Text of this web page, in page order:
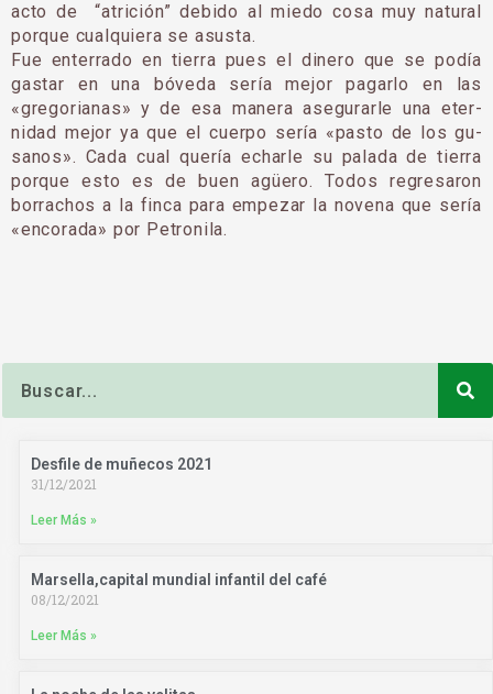
acto de “atrición” debido al miedo cosa muy natural
porque cualquiera se asusta.
Fue enterrado en tierra pues el dinero que se podía
gastar en una bóveda sería mejor pagarlo en las
«gregorianas» y de esa manera asegurarle una eter­
nidad mejor ya que el cuerpo sería «pasto de los gu­
sanos». Cada cual quería echarle su palada de tie­rra
porque esto es de buen agüero. Todos regresaron
borrachos a la finca para empezar la novena que se­ría
«encorada» por Petro­nila.
Desfile de muñecos 2021
31/12/2021
Leer Más »
Marsella,capital mundial infantil del café
08/12/2021
Leer Más »